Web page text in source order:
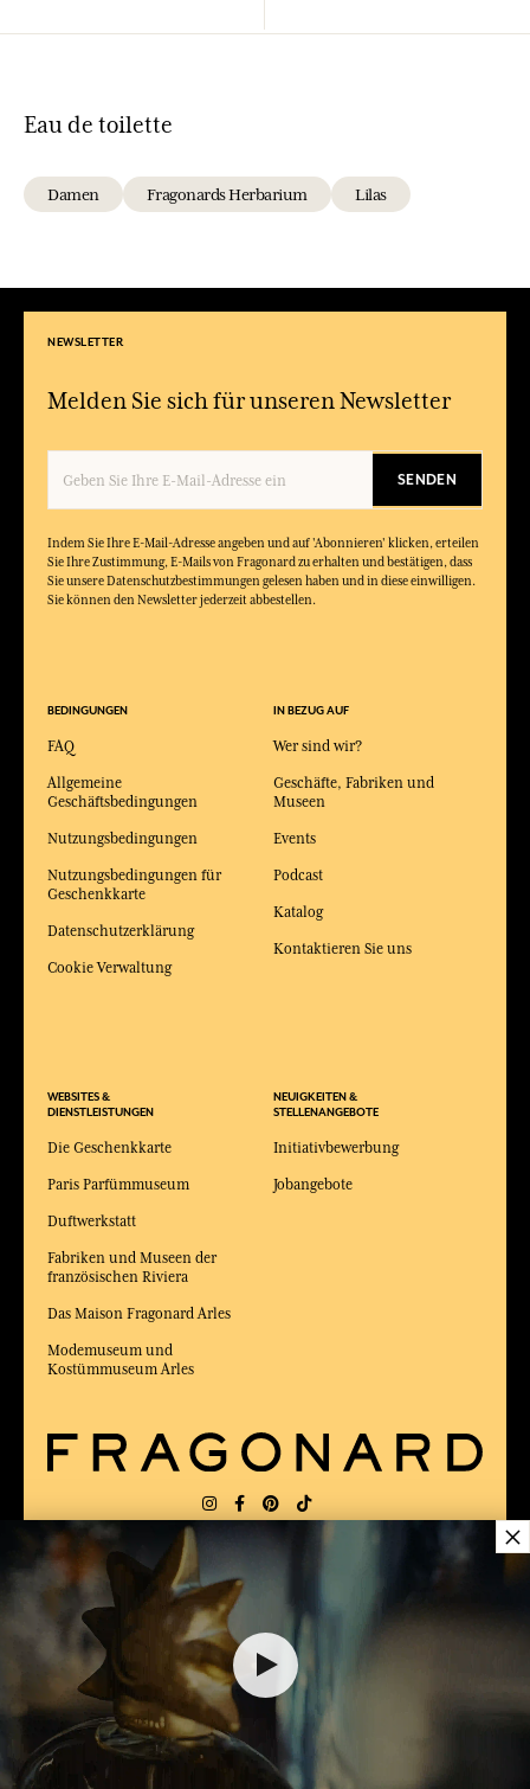
52,00 €
DEM WARENKORB HINZUFÜGEN
Eau de toilette
Damen Fragonards Herbarium Lilas
NEWSLETTER
Melden Sie sich für unseren Newsletter
SENDEN
Indem Sie Ihre E-Mail-Adresse angeben und auf 'Abonnieren' klicken, erteilen
Sie Ihre Zustimmung, E-Mails von Fragonard zu erhalten und bestätigen, dass
Sie unsere Datenschutzbestimmungen gelesen haben und in diese einwilligen.
Sie können den Newsletter jederzeit abbestellen.
BEDINGUNGEN
FAQ
Allgemeine
Geschäftsbedingungen
Nutzungsbedingungen
Nutzungsbedingungen für
Geschenkkarte
Datenschutzerklärung
Cookie Verwaltung
WEBSITES &
DIENSTLEISTUNGEN
Die Geschenkkarte
Paris Parfümmuseum
Duftwerkstatt
Fabriken und Museen der
französischen Riviera
Das Maison Fragonard Arles
Modemuseum und
Kostümmuseum Arles
IN BEZUG AUF
Wer sind wir?
Geschäfte, Fabriken und
Museen
Events
Podcast
Katalog
Kontaktieren Sie uns
NEUIGKEITEN &
STELLENANGEBOTE
Initiativbewerbung
Jobangebote
LIEFERUNG: FR
ZUM BESTEN ONLINE-COMMERCE-SITE
2025 vom Magazin Capital gewählt
×